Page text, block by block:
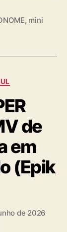
, mini
de
em
(Epik
de 2026